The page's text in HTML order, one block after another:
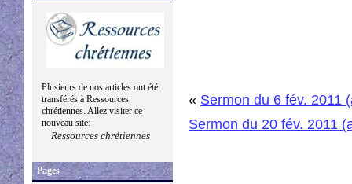
Plusieurs de nos articles ont été
transférés à Ressources
chrétiennes. Allez visiter ce
nouveau site:
Ressources chrétiennes
Pages
« Sermon du 6 fév. 2011
Sermon du 20 fév. 2011